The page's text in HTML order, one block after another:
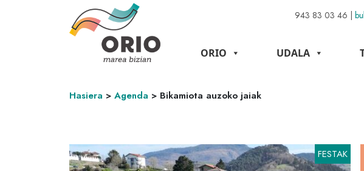
943 83 03 46 |
ORIO UDALA
Hasiera > Agenda > Bikamiota auzoko jaiak
FESTAK